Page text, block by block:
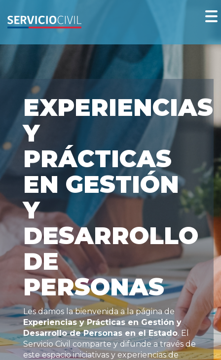
EXPERIENCIAS
Y
PRÁCTICAS
EN GESTIÓN
Y
DESARROLLO
DE
PERSONAS
Les damos la bienvenida a la página de
Experiencias y Prácticas en Gestión y
Desarrollo de Personas en el Estado. El
Servicio Civil comparte y difunde a través de
este espacio iniciativas y experiencias de